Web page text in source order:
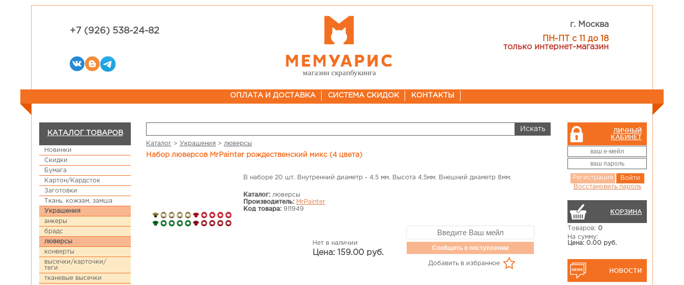
+7 (926) 538-24-82
магазин скрапбукинга
г. Москва
ПН-ПТ с 11 до 18
только интернет-магазин
ОПЛАТА И ДОСТАВКА СИСТЕМА СКИДОК КОНТАКТЫ
КАТАЛОГ ТОВАРОВ
Новинки
Скидки
Бумага
Картон/Кардсток
Заготовки
Ткань, кожзам, замша
Украшения
анкеры
брадс
люверсы
конверты
высечки/карточки/
теги
тканевые высечки
ЛИЧНЫЙ
КАБИНЕТ
Регистрация
Войти
Восстановить пароль
КОРЗИНА
Товаров: 0
На сумму:
Цена: 0.00 руб.
НОВОСТИ
Каталог > Украшения > люверсы
Набор люверсов MrPainter рождественский микс (4 цвета)
В наборе 20 шт. Внутренний диаметр - 4.5 мм. Высота 4,5мм. Внешний диаметр 8мм.
Каталог: люверсы
Производитель: MrPainter
Код товара: 911949
Нет в наличии
Цена: 159.00 руб.
Сообщить о поступлении
Добавить в избранное